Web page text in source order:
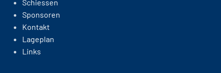
Schiessen
Sponsoren
Kontakt
Lageplan
Links